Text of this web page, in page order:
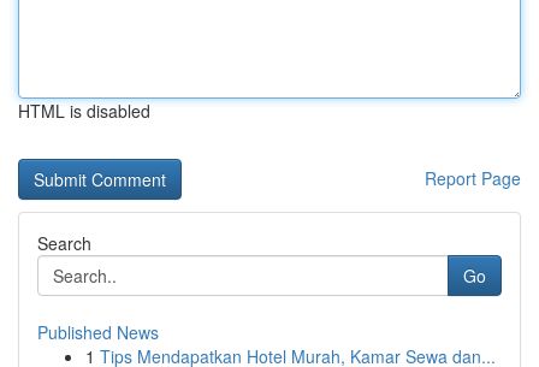
HTML is disabled
Report Page
Search
Go
Published News
1 Tips Mendapatkan Hotel Murah, Kamar Sewa dan...